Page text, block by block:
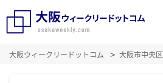
大阪ウィークリードットコム 大阪市中央区